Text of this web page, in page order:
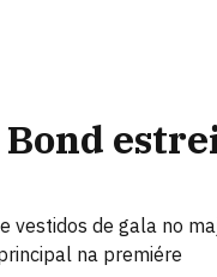
vestidos de gala no
na premiére